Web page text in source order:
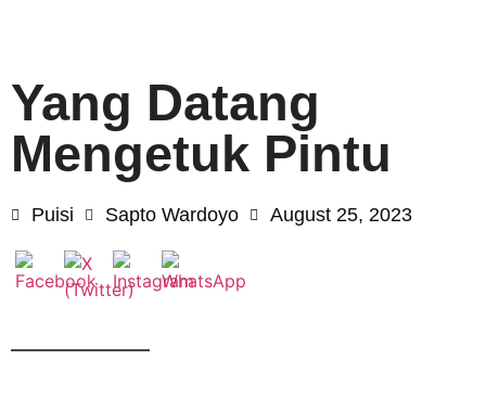
Yang Datang
Mengetuk Pintu
Puisi Sapto Wardoyo August 25, 2023